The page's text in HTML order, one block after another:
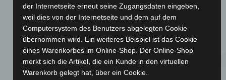
Auswahlmannschaft
Einige Jugendspielerinnen schafften es bis in die
A-Jugend-Auswahl Süddeutschlands.
1979
der Internetseite erneut seine Zugangsdaten eingeben,
weil dies von der Internetseite und dem auf dem
Computersystem des Benutzers abgelegten Cookie
übernommen wird. Ein weiteres Beispiel ist das Cookie
eines Warenkorbes im Online-Shop. Der Online-Shop
merkt sich die Artikel, die ein Kunde in den virtuellen
Warenkorb gelegt hat, über ein Cookie.